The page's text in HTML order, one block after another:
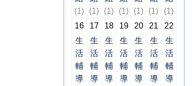
(1)
(1)
(1)
(1)
(1)
(1)
(1)
16
生
活
輔
導
17
生
活
輔
導
18
生
活
輔
導
19
生
活
輔
導
20
生
活
輔
導
21
生
活
輔
導
22
生
活
輔
導